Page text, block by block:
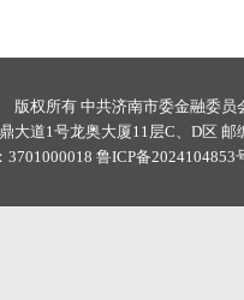
版权所有 中共济南市委金融委
大道1号龙奥大厦11层C、D区 邮
3701000018 鲁ICP备2024104853